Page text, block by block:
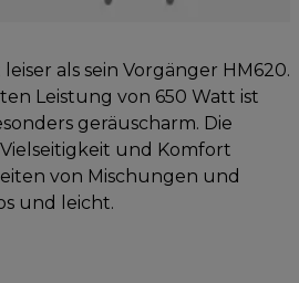
als sein Vorgänger HM620.
Leistung von 650 Watt ist
geräuscharm. Die
und Komfort
von Mischungen und
und leicht.